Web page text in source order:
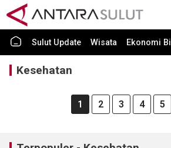
Sulut Update Wisata Ekonomi
Kesehatan
1 2 3 4 5